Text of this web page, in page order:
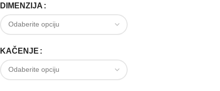
DIMENZIJA
KAČENJE